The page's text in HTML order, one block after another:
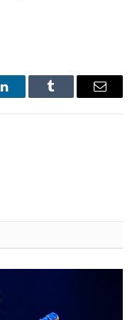
LinkedInTumblr Имэйл